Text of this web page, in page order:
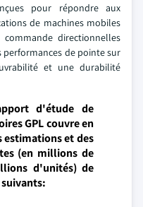
pour répondre aux
de machines mobiles
directionnelles
performances de pointe sur
et une durabilité
d'étude de
GPL couvre en
et des
(en millions de
d'unités) de
suivants: